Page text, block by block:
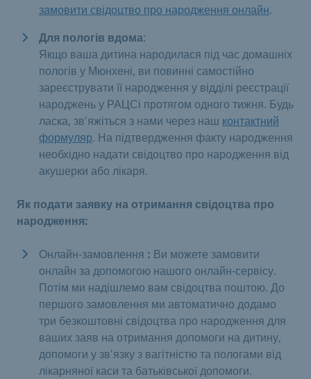
замовити свідоцтво про народження онлайн.
Для пологів вдома:
Якщо ваша дитина народилася під час домашніх
пологів у Мюнхені, ви повинні самостійно
зареєструвати її народження у відділі реєстрації
народжень у РАЦСі протягом одного тижня. Будь
ласка, зв'яжіться з нами через наш контактний
формуляр. На підтвердження факту народження
необхідно надати свідоцтво про народження від
акушерки або лікаря.
Як подати заявку на отримання свідоцтва про
народження:
Онлайн-замовлення : Ви можете замовити
онлайн за допомогою нашого онлайн-сервісу.
Потім ми надішлемо вам свідоцтва поштою. До
першого замовлення ми автоматично додамо
три безкоштовні свідоцтва про народження для
ваших заяв на отримання допомоги на дитину,
допомоги у зв'язку з вагітністю та пологами від
лікарняної каси та батьківської допомоги.